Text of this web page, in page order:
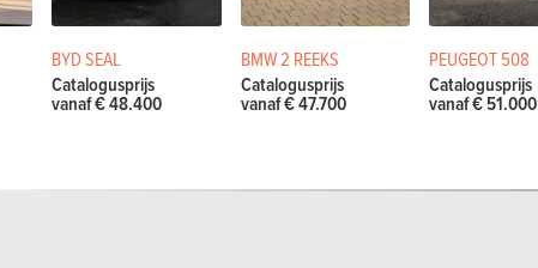
BYD SEAL
Catalogusprijs
vanaf € 48.400
BMW 2 REEKS
Catalogusprijs
vanaf € 47.700
PEUGEOT 508
Catalogusprijs
vanaf € 51.000